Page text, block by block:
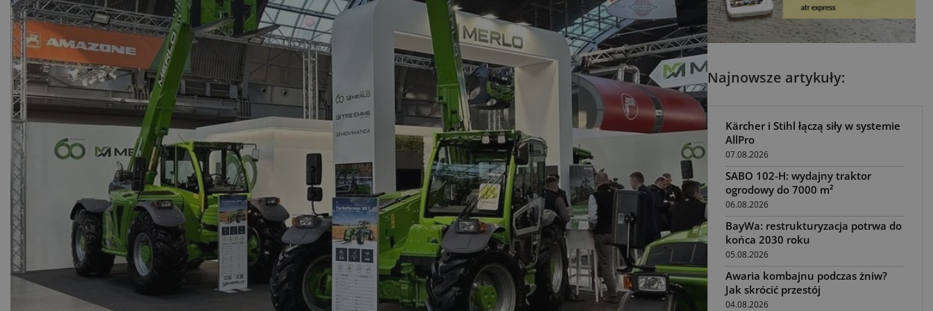
Najnowsze artykuły:
Kärcher i Stihl łączą siły w systemie
AllPro
07.08.2026
SABO 102-H: wydajny traktor
ogrodowy do 7000 m²
06.08.2026
BayWa: restrukturyzacja potrwa do
końca 2030 roku
05.08.2026
Awaria kombajnu podczas żniw?
Jak skrócić przestój
04.08.2026